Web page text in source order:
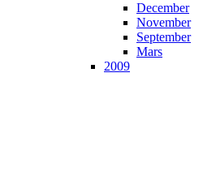
December
November
September
Mars
2009